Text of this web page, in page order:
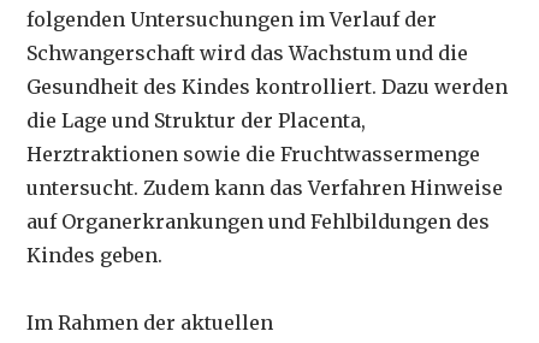
folgenden Untersuchungen im Verlauf der
Schwangerschaft wird das Wachstum und die
Gesundheit des Kindes kontrolliert. Dazu werden
die Lage und Struktur der Placenta,
Herztraktionen sowie die Fruchtwassermenge
untersucht. Zudem kann das Verfahren Hinweise
auf Organerkrankungen und Fehlbildungen des
Kindes geben.
Im Rahmen der aktuellen